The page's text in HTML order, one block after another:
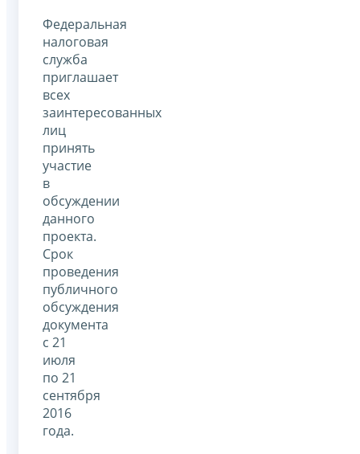
Федеральная
налоговая
служба
приглашает
всех
заинтересованных
лиц
принять
участие
в
обсуждении
данного
проекта.
Срок
проведения
публичного
обсуждения
документа
с 21
июля
по 21
сентября
2016
года.